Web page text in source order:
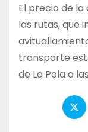
El precio de
las rutas, que
transporte
de La Pola a